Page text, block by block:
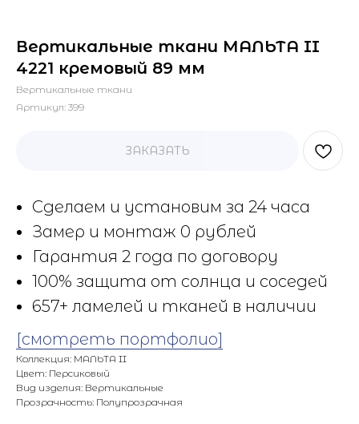
Вертикальные ткани МАЛЬТА II
4221 кремовый 89 мм
Вертикальные ткани
Артикул: 399
ЗАКАЗАТЬ
Сделаем и установим за 24 часа
Замер и монтаж 0 рублей
Гарантия 2 года по договору
100% защита от солнца и соседей
657+ ламелей и тканей в наличии
[смотреть портфолио]
Коллекция: МАЛЬТА II
Цвет: Персиковый
Вид изделия: Вертикальные
Прозрачность: Полупрозрачная